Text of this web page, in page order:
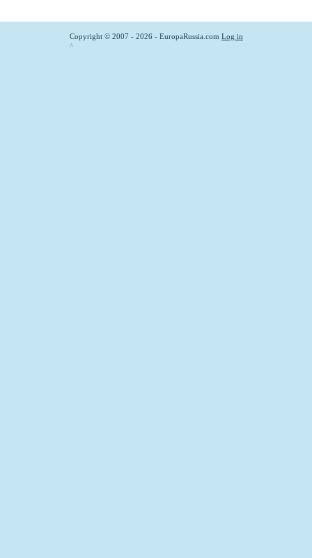
Copyright © 2007 - 2026 - EuropaRussia.com Log in
^